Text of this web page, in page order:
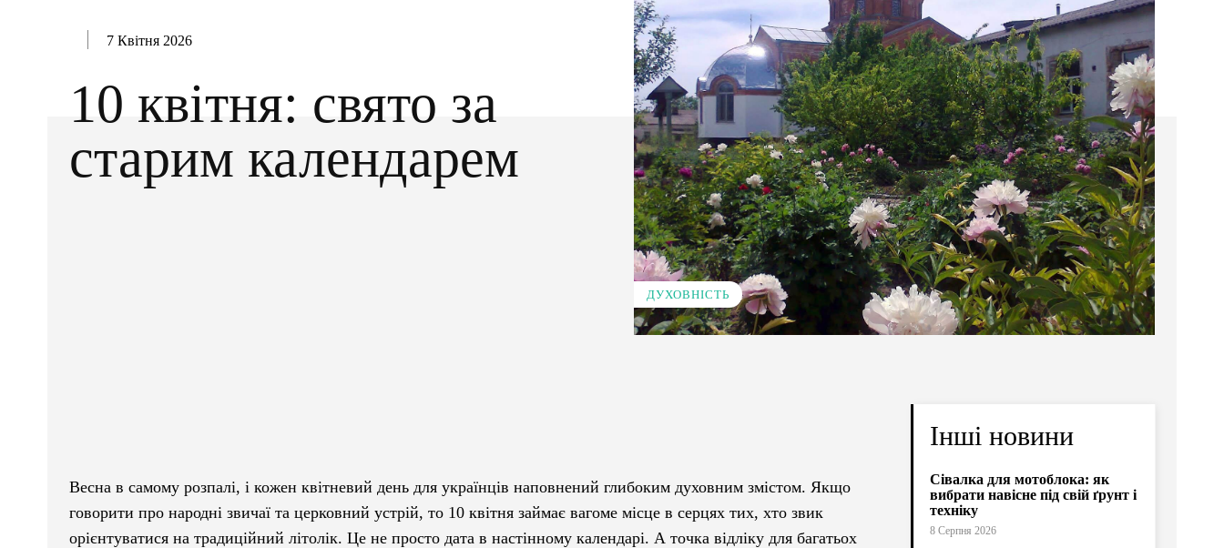
7 Квітня 2026
10 квітня: свято за
старим календарем
ДУХОВНІСТЬ
Весна в самому розпалі, і кожен квітневий день для українців наповнений глибоким духовним змістом. Якщо
говорити про народні звичаї та церковний устрій, то 10 квітня займає вагоме місце в серцях тих, хто звик
орієнтуватися на традиційний літолік. Це не просто дата в настінному календарі. А точка відліку для багатьох
Інші новини
Сівалка для мотоблока: як
вибрати навісне під свій ґрунт і
техніку
8 Серпня 2026